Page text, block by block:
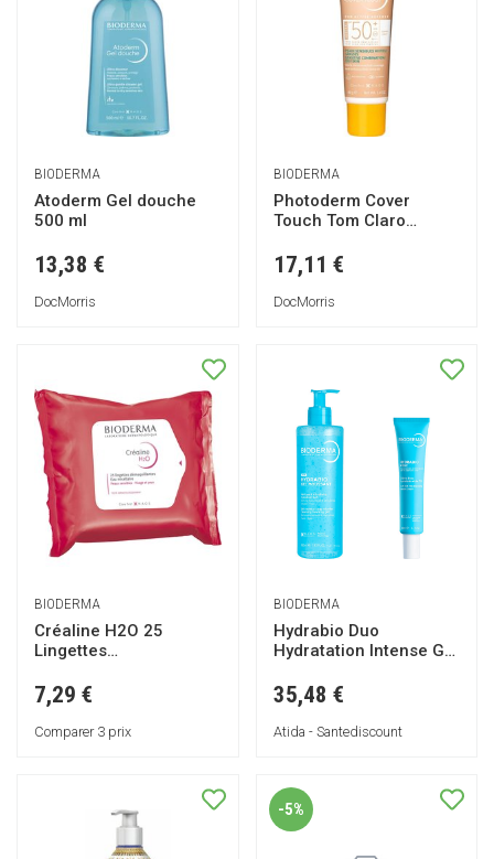
BIODERMA
Atoderm Gel douche
500 ml
13,38 €
DocMorris
BIODERMA
Photoderm Cover
Touch Tom Claro
17,11 €
DocMorris
BIODERMA
Créaline H2O 25
Lingettes
7,29 €
Comparer 3 prix
BIODERMA
Hydrabio Duo
Hydratation Intense Gel
crème riche 40ml
35,48 €
Atida - Santediscount
-5%